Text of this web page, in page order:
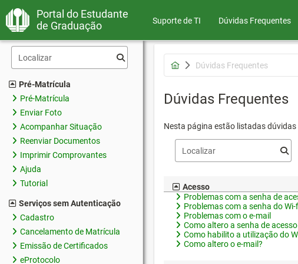
Portal do Estudante
de Graduação
Suporte de TI Dúvidas Frequentes
Pré-Matrícula
Pré-Matrícula
Enviar Foto
Acompanhar Situação
Reenviar Documentos
Imprimir Comprovantes
Ajuda
Tutorial
Serviços sem Autenticação
Cadastro
Cancelamento de Matrícula
Emissão de Certificados
eProtocolo
Dúvidas Frequentes
Dúvidas Frequentes
Nesta página estão listadas
Acesso
Problemas com a senha de
Problemas com a senha do Wi-
Problemas com o e-mail
Como altero a senha de
Como habilito a utilização do
Como altero o e-mail?